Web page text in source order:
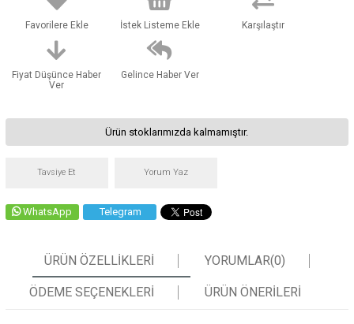
Favorilere Ekle İstek Listeme Ekle Karşılaştır
Fiyat Düşünce Haber
Ver
Gelince Haber Ver
Ürün stoklarımızda kalmamıştır.
Tavsiye Et Yorum Yaz
WhatsApp Telegram
ÜRÜN ÖZELLIKLERI YORUMLAR(0)
ÖDEME SEÇENEKLERI ÜRÜN ÖNERILERI